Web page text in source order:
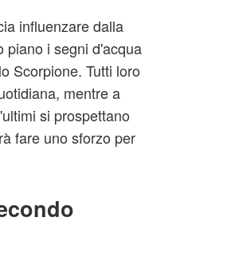
influenzare dalla
piano i segni d'acqua
Scorpione. Tutti loro
mentre a
si prospettano
fare uno sforzo per